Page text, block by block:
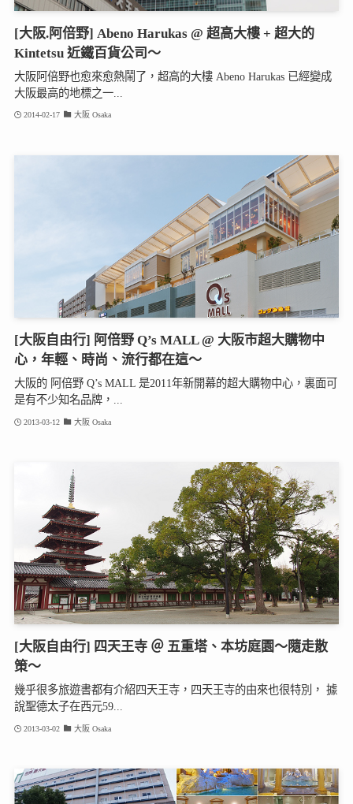
[大阪.阿倍野] Abeno Harukas @ 超高大樓 + 超大的
Kintetsu 近鐵百貨公司～
大阪阿倍野也愈來愈熱鬧了，超高的大樓 Abeno Harukas 已經變成
大阪最高的地標之一...
2014-02-17 大阪 Osaka
[大阪自由行] 阿倍野 Q’s MALL @ 大阪市超大購物中
心，年輕、時尚、流行都在這～
大阪的 阿倍野 Q’s MALL 是2011年新開幕的超大購物中心，裏面可
是有不少知名品牌，...
2013-03-12 大阪 Osaka
[大阪自由行] 四天王寺 ＠ 五重塔、本坊庭園～隨走散
策～
幾乎很多旅遊書都有介紹四天王寺，四天王寺的由來也很特別， 據
說聖德太子在西元59...
2013-03-02 大阪 Osaka